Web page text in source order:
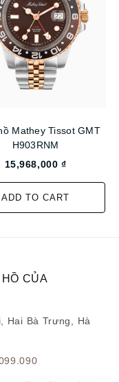
Mathey Tissot GMT
H903RNM
15,968,000 ₫
ADD TO CART
CỦA
Hai Bà Trưng, Hà